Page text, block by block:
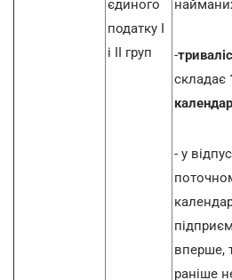
єдиного
податку І
і ІІ груп
-
складає
- у
вперше,
раніше